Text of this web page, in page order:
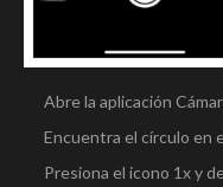
Abre la aplicación
Encuentra el círculo en
Presiona el icono 1x y